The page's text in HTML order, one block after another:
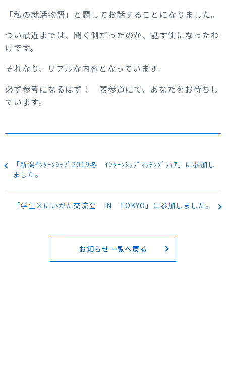
「私の就活物語」と題してお話することになりました。
つい最近までは、聞く側だったのが、話す側になったわ
けです。
それなり、リアルな内容となっています。
必ず参考になるはず！ 表参道にて、あなたをお待ちし
ています。
「新潟ｲﾝﾀｰﾝｼｯﾌﾟ2019冬 ｲﾝﾀｰﾝｼｯﾌﾟﾏｯﾁﾝｸﾞﾌｪｱ」に参加し
ました。
「学生×にいがた交流会 IN TOKYO」に参加しました。
お知らせ一覧へ戻る